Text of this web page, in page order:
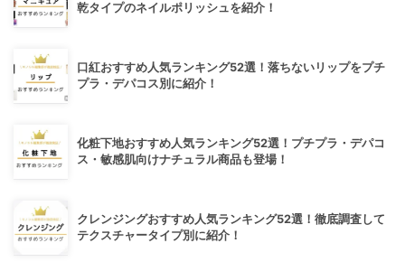
乾タイプのネイルポリッシュを紹介！
口紅おすすめ人気ランキング52選！落ちないリップをプチ
プラ・デパコス別に紹介！
化粧下地おすすめ人気ランキング52選！プチプラ・デパコ
ス・敏感肌向けナチュラル商品も登場！
クレンジングおすすめ人気ランキング52選！徹底調査して
テクスチャータイプ別に紹介！